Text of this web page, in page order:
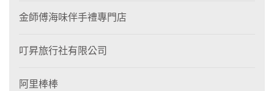
金師傅海味伴手禮專門店
叮昇旅行社有限公司
阿里棒棒